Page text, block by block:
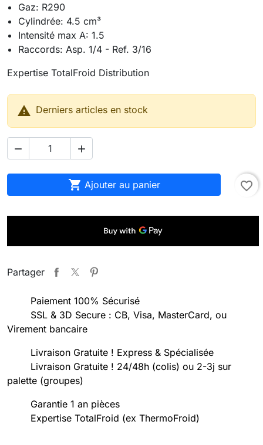
Gaz: R290
Cylindrée: 4.5 cm³
Intensité max A: 1.5
Raccords: Asp. 1/4 - Ref. 3/16
Expertise TotalFroid Distribution
 Derniers articles en stock
 
 Ajouter au panier favorite_border
Partager
Paiement 100% Sécurisé
SSL & 3D Secure : CB, Visa, MasterCard, ou
Virement bancaire
Livraison Gratuite ! Express & Spécialisée
Livraison Gratuite ! 24/48h (colis) ou 2-3j sur
palette (groupes)
Garantie 1 an pièces
Expertise TotalFroid (ex ThermoFroid)